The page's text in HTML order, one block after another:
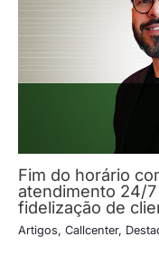
Fim do horário
atendimento 24/
fidelização de
Artigos, Callcenter,